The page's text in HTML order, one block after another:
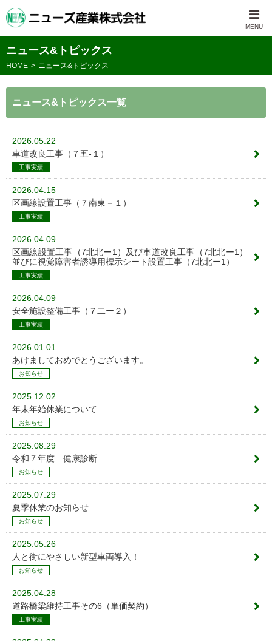
ニュース&トピックス
HOME ニュース&トピックス
ニュース&トピックス一覧
2026.05.22
車道改良工事（７五-１）
工事実績
2026.04.15
区画線設置工事（７南東－１）
工事実績
2026.04.09
区画線設置工事（7北北ー1）及び車道改良工事（7北北ー1）
並びに視覚障害者誘導用標示シート設置工事（7北北ー1）
工事実績
2026.04.09
安全施設整備工事（７二ー２）
工事実績
2026.01.01
あけましておめでとうございます。
お知らせ
2025.12.02
年末年始休業について
お知らせ
2025.08.29
令和７年度 健康診断
お知らせ
2025.07.29
夏季休業のお知らせ
お知らせ
2025.05.26
人と街にやさしい新型車両導入！
お知らせ
2025.04.28
道路橋梁維持工事その6（単価契約）
工事実績